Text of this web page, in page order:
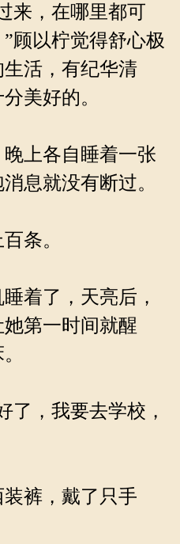
来，在哪里都可
顾以柠觉得舒心极
活，有纪华清
美好的。
上各自睡着一张
息就没有断过。
条。
着了，天亮后，
第一时间就醒
，我要去学校，
裤，戴了只手